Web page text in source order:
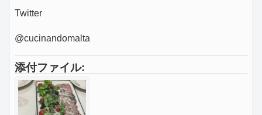
Twitter
@cucinandomalta
添付ファイル: